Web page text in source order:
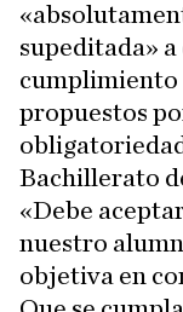
supeditada»
cumplimiento
propuestos
Bachillerato
«Debe
nuestro
objetiva en